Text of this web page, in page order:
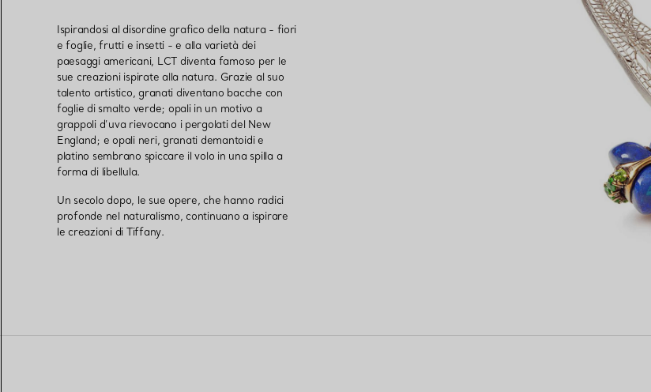
Ispirandosi al disordine grafico della natura - fiori
e foglie, frutti e insetti - e alla varietà dei
paesaggi americani, LCT diventa famoso per le
sue creazioni ispirate alla natura. Grazie al suo
talento artistico, granati diventano bacche con
foglie di smalto verde; opali in un motivo a
grappoli d’uva rievocano i pergolati del New
England; e opali neri, granati demantoidi e
platino sembrano spiccare il volo in una spilla a
forma di libellula.
Un secolo dopo, le sue opere, che hanno radici
profonde nel naturalismo, continuano a ispirare
le creazioni di Tiffany.